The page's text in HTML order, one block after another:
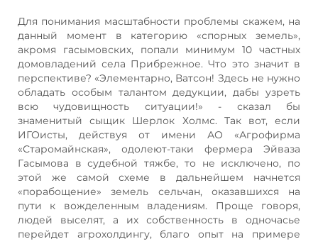
Для понимания масштабности проблемы скажем, на
данный момент в категорию «спорных земель»,
акромя гасымовских, попали минимум 10 частных
домовладений села Прибрежное. Что это значит в
перспективе? «Элементарно, Ватсон! Здесь не нужно
обладать особым талантом дедукции, дабы узреть
всю чудовищность ситуации!» - сказал бы
знаменитый сыщик Шерлок Холмс. Так вот, если
ИГОисты, действуя от имени АО «Агрофирма
«Старомайнская», одолеют-таки фермера Эйваза
Гасымова в судебной тяжбе, то не исключено, по
этой же самой схеме в дальнейшем начнется
«порабощение» земель сельчан, оказавшихся на
пути к вожделенным владениям. Проще говоря,
людей выселят, а их собственность в одночасье
перейдет агрохолдингу, благо опыт на примере